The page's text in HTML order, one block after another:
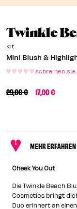
Twinkle
Kit
Mini Blush &
schreiben
PREISREDUZIERUNG VON
29,00 €BIS17,00 €
MEHR ERFAHREN
Cheek You Out
Die Twinkle Beach
Cosmetics bringt
Duo erinnert an